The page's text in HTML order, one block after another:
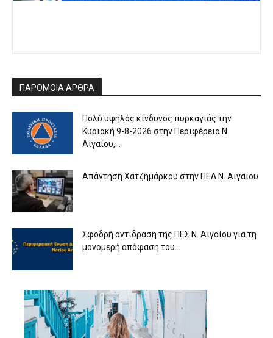
ΠΑΡΟΜΟΙΑ ΑΡΘΡΑ
Πολύ υψηλός κίνδυνος πυρκαγιάς την
Κυριακή 9-8-2026 στην Περιφέρεια Ν.
Αιγαίου,...
Απάντηση Χατζημάρκου στην ΠΕΔ Ν. Αιγαίου
Σφοδρή αντίδραση της ΠΕΣ Ν. Αιγαίου για τη
μονομερή απόφαση του...